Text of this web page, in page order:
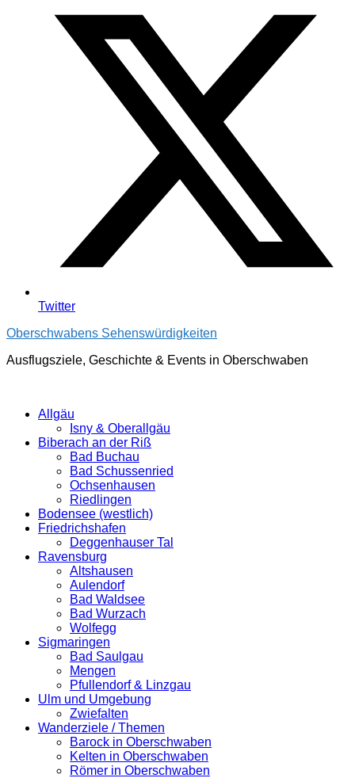
Twitter
Oberschwabens Sehenswürdigkeiten
Ausflugsziele, Geschichte & Events in Oberschwaben
Allgäu
Isny & Oberallgäu
Biberach an der Riß
Bad Buchau
Bad Schussenried
Ochsenhausen
Riedlingen
Bodensee (westlich)
Friedrichshafen
Deggenhauser Tal
Ravensburg
Altshausen
Aulendorf
Bad Waldsee
Bad Wurzach
Wolfegg
Sigmaringen
Bad Saulgau
Mengen
Pfullendorf & Linzgau
Ulm und Umgebung
Zwiefalten
Wanderziele / Themen
Barock in Oberschwaben
Kelten in Oberschwaben
Römer in Oberschwaben